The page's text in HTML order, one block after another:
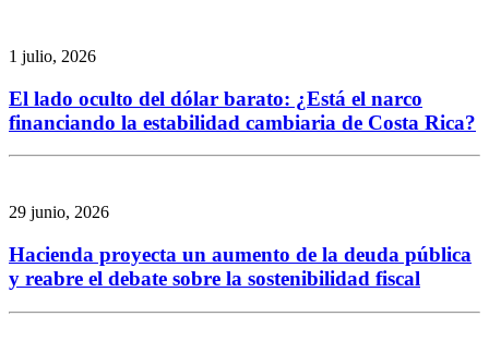
1 julio, 2026
El lado oculto del dólar barato: ¿Está el narco
financiando la estabilidad cambiaria de Costa Rica?
29 junio, 2026
Hacienda proyecta un aumento de la deuda pública
y reabre el debate sobre la sostenibilidad fiscal